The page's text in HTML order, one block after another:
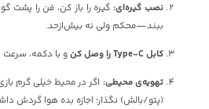
نصب گیره‌ای: گیره را باز کن، فن را پشت
ببند—محکم ولی نه بیش‌ازحد.
کابل Type-C را وصل کن
و با دکمه، سرعت
تهویه‌ی محیطی: اگر در محیط خیلی گرم
(پتو/بالش) نگذار؛ اجازه بده هوا گردش